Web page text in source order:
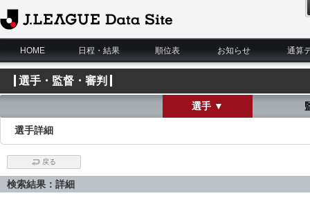
J.League Data Site
HOME
日程・結果 順位表 お知らせ 通算
選手・監督・審判
選手 ▼
選手詳細
戻る
検索結果：詳細